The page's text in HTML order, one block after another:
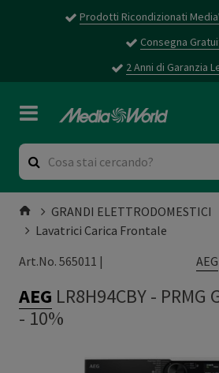
Prodotti Ricondizionati
Consegna
2 Anni di Garanzia
GRANDI ELETTRODOMESTICI
Lavatrici Carica Frontale
Art.No. 565011 |
AEG
AEG LR8H94CBY- PRMG
- 10%